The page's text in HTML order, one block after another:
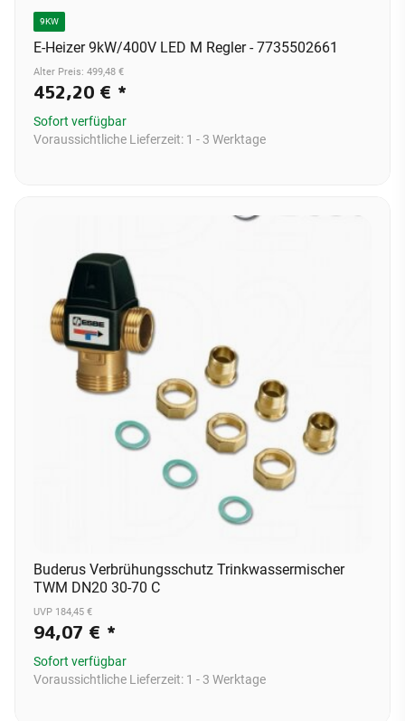
9KW
E-Heizer 9kW/400V LED M Regler - 7735502661
Alter Preis: 499,48 €
452,20 € *
Sofort verfügbar
Voraussichtliche Lieferzeit: 1 - 3 Werktage
Buderus Verbrühungsschutz Trinkwassermischer
TWM DN20 30-70 C
UVP 184,45 €
94,07 € *
Sofort verfügbar
Voraussichtliche Lieferzeit: 1 - 3 Werktage